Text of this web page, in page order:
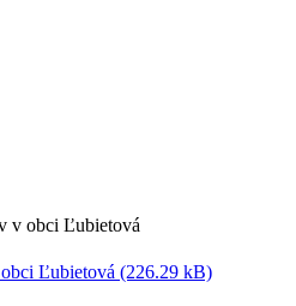
Ľubietová (226.29 kB)